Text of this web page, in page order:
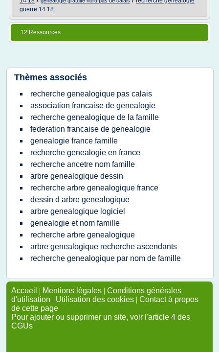
guerre 14 18
12 Ressources
Thèmes associés
recherche genealogique pas calais
association francaise de genealogie
recherche genealogique de la famille
federation francaise de genealogie
genealogie france famille
recherche genealogie en france
recherche ancetre nom famille
arbre genealogique dessin
recherche arbre genealogique france
dessin d arbre genealogique
arbre genealogique logiciel
genealogie et nom famille
recherche arbre genealogique
arbre genealogique recherche ascendants
recherche genealogique par nom de famille
Accueil | Mentions légales | Conditions générales
d'utilisation | Utilisation des cookies | Contact à propos
de cette page
Pour ajouter ou supprimer un site, voir l'article 4 des
CGUs